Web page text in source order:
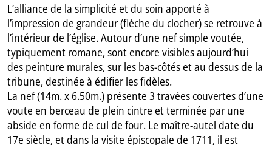
L’alliance de la simplicité et du soin apporté à
l’impression de grandeur (flèche du clocher) se retrouve à
l’intérieur de l’église. Autour d’une nef simple voutée,
typiquement romane, sont encore visibles aujourd’hui
des peinture murales, sur les bas-côtés et au dessus de la
tribune, destinée à édifier les fidèles.
La nef (14m. x 6.50m.) présente 3 travées couvertes d’une
voute en berceau de plein cintre et terminée par une
abside en forme de cul de four. Le maître-autel date du
17e siècle, et dans la visite épiscopale de 1711, il est